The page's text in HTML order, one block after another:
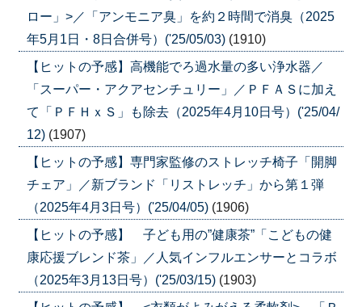
ロー」>／「アンモニア臭」を約２時間で消臭（2025
年5月1日・8日合併号）('25/05/03) (1910)
【ヒットの予感】高機能でろ過水量の多い浄水器／
「スーパー・アクアセンチュリー」／ＰＦＡＳに加え
て「ＰＦＨｘＳ」も除去（2025年4月10日号）('25/04/
12) (1907)
【ヒットの予感】専門家監修のストレッチ椅子「開脚
チェア」／新ブランド「リストレッチ」から第１弾
（2025年4月3日号）('25/04/05) (1906)
【ヒットの予感】 子ども用の”健康茶”「こどもの健
康応援ブレンド茶」／人気インフルエンサーとコラボ
（2025年3月13日号）('25/03/15) (1903)